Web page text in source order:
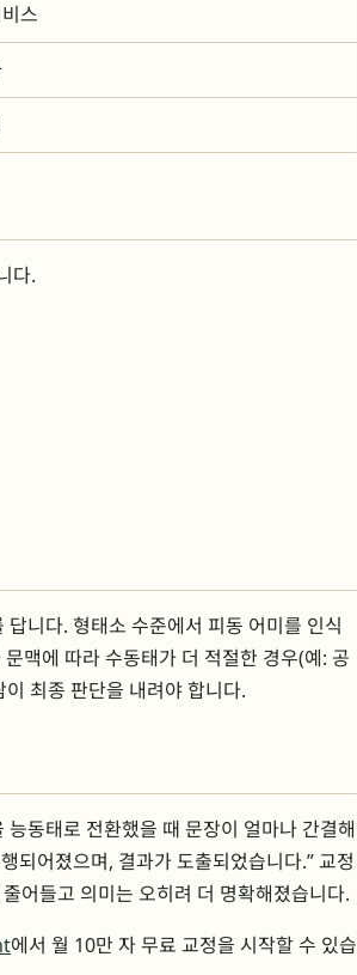
스
다.
니다. 형태소 수준에서 피동 어미를 인식
맥에 따라 수동태가 더 적절한 경우(예: 공
최종 판단을 내려야 합니다.
동태로 전환했을 때 문장이 얼마나 간결해
되어졌으며, 결과가 도출되었습니다.” 교정
어들고 의미는 오히려 더 명확해졌습니다.
에서 월 10만 자 무료 교정을 시작할 수 있습